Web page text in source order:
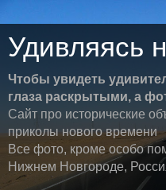
Удивляясь
Чтобы увидеть
глаза раскрытыми, а
Сайт про исторические
приколы нового времени
Все фото, кроме особо
Нижнем Новгороде,